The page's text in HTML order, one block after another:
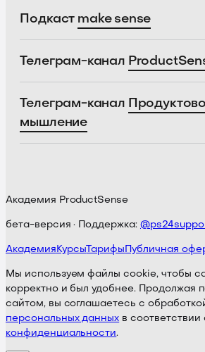
Подкаст make sense
Телеграм-канал
Телеграм-канал
мышление
Академия ProductSense
бета-версия · Поддержка:
Академия КурсыТарифы Публичная
Мы используем файлы cookie, чтобы
корректно и был удобнее. Продолжая
сайтом, вы соглашаетесь с
персональных данных в соответствии
конфиденциальности.